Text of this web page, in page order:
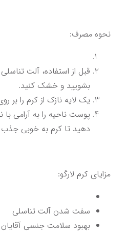
نحوه مصرف:
بشویید و خشک کنید.
یک لایه نازک از کرم را بر
دهید تا کرم به خوبی
مزایای کرم لارگو:
سفت شدن آلت تناسلی
بهبود سلامت جنسی آقایان